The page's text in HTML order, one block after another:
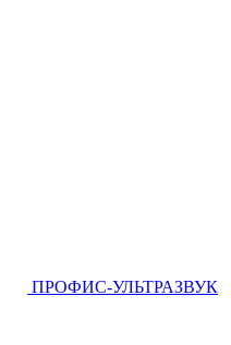
ПРОФИС-УЛЬТРАЗВУК